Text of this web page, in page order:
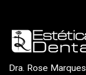
Dra. Rose